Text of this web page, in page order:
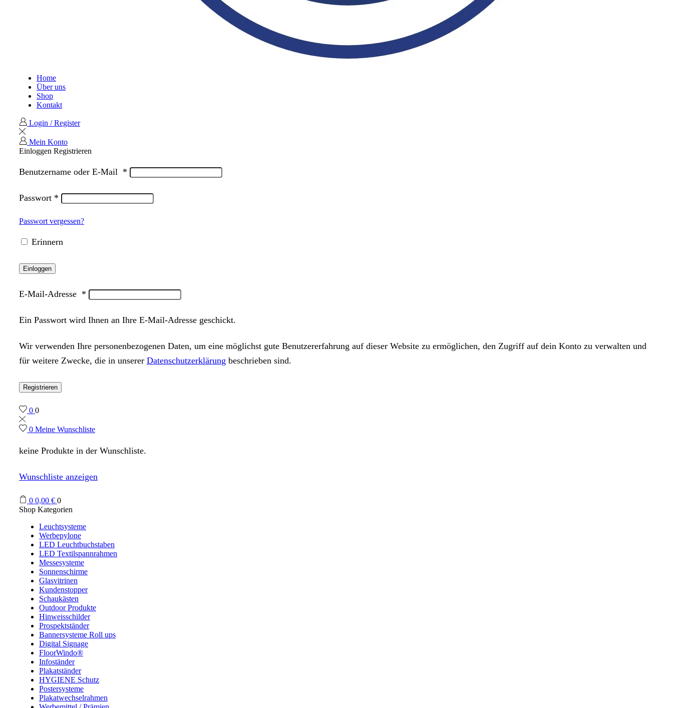
Home
Über uns
Shop
Kontakt
Login / Register
Mein Konto
Einloggen Registrieren
Benutzername oder E-Mail *
Passwort *
Passwort vergessen?
Erinnern
Einloggen
E-Mail-Adresse *
Ein Passwort wird Ihnen an Ihre E-Mail-Adresse geschickt.
Wir verwenden Ihre personenbezogenen Daten, um eine möglichst gute Benutzererfahrung auf dieser Website zu ermöglichen, den Zugriff auf dein Konto zu verwalten und
für weitere Zwecke, die in unserer Datenschutzerklärung beschrieben sind.
Registrieren
0 0
0 Meine Wunschliste
keine Produkte in der Wunschliste.
Wunschliste anzeigen
0 0,00 € 0
Shop Kategorien
Leuchtsysteme
Werbepylone
LED Leuchtbuchstaben
LED Textilspannrahmen
Messesysteme
Sonnenschirme
Glasvitrinen
Kundenstopper
Schaukästen
Outdoor Produkte
Hinweisschilder
Prospektständer
Bannersysteme Roll ups
Digital Signage
FloorWindo®
Infoständer
Plakatständer
HYGIENE Schutz
Postersysteme
Plakatwechselrahmen